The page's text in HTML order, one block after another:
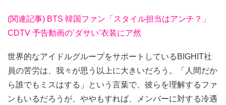
(関連記事) BTS 韓国ファン「スタイル担当はアンチ？」
CDTV 予告動画の’ダサい’衣装にア然
世界的なアイドルグループをサポートしているBIGHIT社
員の苦労は、我々が思う以上に大きいだろう。「人間だか
ら誰でもミスはする」という言葉で、彼らを理解するファ
ンもいるだろうが、ややもすれば、メンバーに対する冷遇